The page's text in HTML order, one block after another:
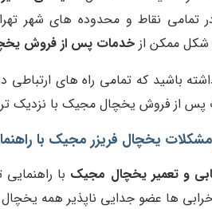
تمامی نقاط و محدوده های شهر
شکل ممکن از خدمات پس از فروش
باشید که تمامی راه های
از فروش یخچال مجیک با نزدیک
یخچال فریزر مجیک با
و تعمیر یخچال مجیک با
ها عضو جدایی ناپذیر همه